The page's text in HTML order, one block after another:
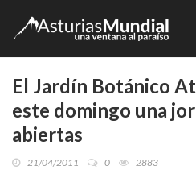
El Jardín Botánico
este domingo una
abiertas
21/04/2011 0 2883